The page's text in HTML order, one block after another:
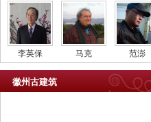
李英保 马克 范澎
徽州古建筑